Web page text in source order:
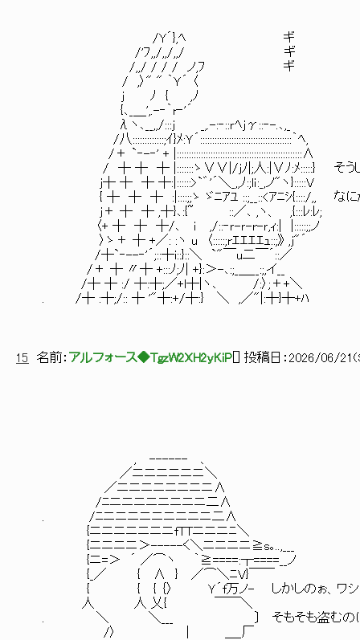
/Y´},ﾍ ギ
/'ﾌ,,/,,/,,/ ギ
/,,/ / / / ノ,ﾌ ギ
/ ,〉" " ｀Ｙ´ 〈
ｊ ﾉ { ,ﾉ
{､_＿',.-‐｀r‐'´
λヽ､__,,/:::ｊ _,.-:‐::ｒﾍｊγ::‐-.､,_
/八:::::::::::::;ｲ}ﾒ:Ｙ´::::::::::::::::::::::::::::::::::::::｀ﾍ,
/＋ `‐-‐' + |::::::::::::::::::::::::::::::::::::::::::::::::::::∧
/ ┼ ┼ ┼ |:::::::ゝ∨∨|/jﾉ|;人:|∨ﾉ:ﾒ:::::} そうじゃそうじ
ｊ┼ ┼ ┼ ┼:|::::::>`゛'´＼_,,ﾉ:;lｉ:_,ノ"ヽ}:::::V
{ ┼ ┼ ┼ :|::::;;ゝ ゞﾆｱﾕ ::;__::<ｱﾆｼ{::::/,, なにが「食の
ｊ＋ ┼ ┼ ,┼}､:{~ ::／､ ,ヽ、 ,{:::ﾚ:ﾚ;
〈+ ┼ ┼ ┼/､ ｉ ,/::‐ｒ-ｒ-r-ｒ,ｨ:| |:::::;;ノ
〉ゝ＋ ┼ +／: :ヽ u 〈:::::;rｴｴｴｴｭ::;》 ,ｊ"´
/┼`‐--‐'´;::┼i::}::＼ `"￣u二￣´::／
/＋ ┼ 〃┼ +:::ﾉ;ﾉ| +}:＞-､:;_＿__:;,イ__
/┼ ┼ :/ ┼:┼;／+l┼|ヽ､ /:〉;＋+＼
. /┼ :┼;/:: ┼ '"┼:+/┼:} ＼ ,／"|:┼}┼+ﾊ
15 名前： アルフォース◆TgzW2XH2yKiP ] 投稿日： 2026/06/
, ------ 、
／ニニニニニニ＼
／ニニニニニニニニ∧
/ﾆニニニニニニニニ二∧
. /ﾆニニニニニニニニニ二∧
{ニニニニニニニfTTニニニﾆ＼
{ニニニニ＞-----く＼ニニニニ≧s｡..,___
{ニ=＞ ´ ／⌒ヽ ｀≧====:┬====__ノ
{_／ { ∧ } ／⌒＼ﾆV}￣￣
{ { { ｛〉 Ｙ´f万ノ- しかしのぉ、ワシが聞いたと
人 人 乂{ ￣￣＼
. ＼ ＼___ 〕 そもそも盗むのは裏でグルメ
/〉 | ＿_厂